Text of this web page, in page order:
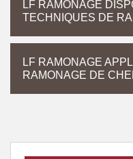
LF RAMONAGE
TECHNIQUES DE
LF RAMONAGE
RAMONAGE DE